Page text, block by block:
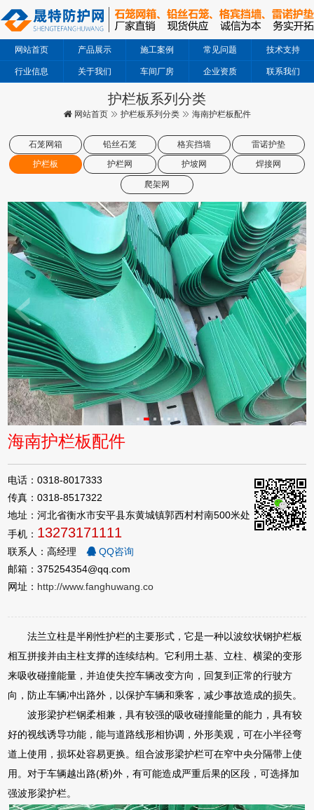
网站首页 产品展示 施工案例 常见问题 技术支持
行业信息 关于我们 车间厂房 企业资质 联系我们
护栏板系列分类
网站首页 护栏板系列分类 海南护栏板配件
石笼网箱 铅丝石笼 格宾挡墙 雷诺护垫
护栏板 护栏网 护坡网 焊接网
爬架网
海南护栏板配件
电话：0318-8017333
传真：0318-8517322
地址：河北省衡水市安平县东黄城镇郭西村村南500米处
手机： 13273171111
联系人：高经理
QQ咨询
邮箱：375254354@qq.com
网址： http://www.fanghuwang.co
法兰立柱是半刚性护栏的主要形式，它是一种以波纹状钢护栏板
相互拼接并由主柱支撑的连续结构。它利用土基、立柱、横梁的变形
来吸收碰撞能量，并迫使失控车辆改变方向，回复到正常的行驶方
向，防止车辆冲出路外，以保护车辆和乘客，减少事故造成的损失。
波形梁护栏钢柔相兼，具有较强的吸收碰撞能量的能力，具有较
好的视线诱导功能，能与道路线形相协调，外形美观，可在小半径弯
道上使用，损坏处容易更换。组合波形梁护栏可在窄中央分隔带上使
用。对于车辆越出路(桥)外，有可能造成严重后果的区段，可选择加
强波形梁护栏。